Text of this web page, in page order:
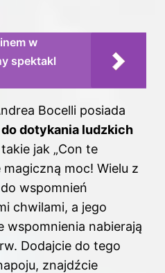
w
spektakl
Bocelli posiada
dotykania ludzkich
jak „Con te
moc! Wielu z
wspomnień
chwilami, a jego
wspomnienia nabierają
Dodajcie do tego
znajdźcie